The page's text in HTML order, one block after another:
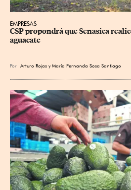
EMPRESAS
CSP propondrá que Senasica
aguacate
Por Arturo Rojas yMaría Fernanda Sosa Santiago